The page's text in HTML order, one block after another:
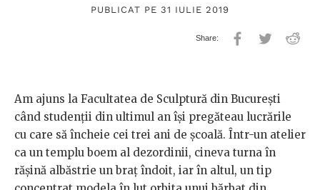
PUBLICAT PE 31 IULIE 2019
Am ajuns la Facultatea de Sculptură din București
când studenții din ultimul an își pregăteau lucrările
cu care să încheie cei trei ani de școală. Într-un atelier
ca un templu boem al dezordinii, cineva turna în
rășină albăstrie un braț îndoit, iar în altul, un tip